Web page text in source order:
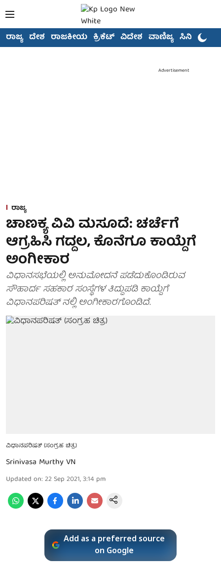
ರಾಜ್ಯ ದೇಶ ರಾಜಕೀಯ ಕ್ರಿಕೆಟ್ ವಿದೇಶ ವಾಣಿಜ್ಯ ಸಿನಿಮಾ
Advertisement
ರಾಜ್ಯ
ಚಾಣಕ್ಯ ವಿವಿ ಮಸೂದೆ: ಚರ್ಚೆಗೆ
ಆಗ್ರಹಿಸಿ ಗದ್ದಲ, ಕೊನೆಗೂ ಕಾಯ್ದೆಗೆ
ಅಂಗೀಕಾರ
ವಿಧಾನಸಭೆಯಲ್ಲಿ ಅನುಮೋದನೆ ಪಡೆದುಕೊಂಡಿರುವ
ಸೌಹಾರ್ದ ಸಹಕಾರ ಸಂಸ್ಥೆಗಳ ತಿದ್ದುಪಡಿ ಕಾಯ್ದೆಗೆ
ವಿಧಾನಪರಿಷತ್ ನಲ್ಲಿ ಅಂಗೀಕಾರಗೊಂಡಿದೆ.
ವಿಧಾನಪರಿಷತ್ (ಸಂಗ್ರಹ ಚಿತ್ರ)
Srinivasa Murthy VN
Updated on: 22 Sep 2021, 3:14 pm
Add as a preferred source
on Google